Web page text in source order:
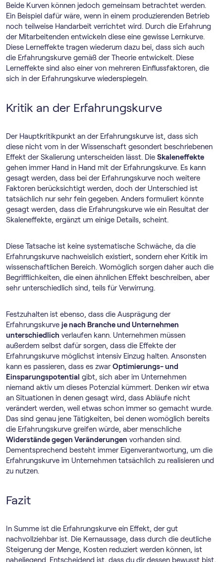
Beide Kurven können jedoch gemeinsam betrachtet werden.
Ein Beispiel dafür wäre, wenn in einem produzierenden Betrieb
noch teilweise Handarbeit verrichtet wird. Durch die Erfahrung
der Mitarbeitenden entwickeln diese eine gewisse Lernkurve.
Diese Lerneffekte tragen wiederum dazu bei, dass sich auch
die Erfahrungskurve gemäß der Theorie entwickelt. Diese
Lerneffekte sind also einer von mehreren Einflussfaktoren, die
sich in der Erfahrungskurve wiederspiegeln.
Kritik an der Erfahrungskurve
Der Hauptkritikpunkt an der Erfahrungskurve ist, dass sich
diese nicht vom in der Wissenschaft gesondert beschriebenen
Effekt der Skalierung unterscheiden lässt. Die Skaleneffekte
gehen immer Hand in Hand mit der Erfahrungskurve. Es kann
gesagt werden, dass bei der Erfahrungskurve noch weitere
Faktoren berücksichtigt werden, doch der Unterschied ist
tatsächlich nur sehr fein gegeben. Anders formuliert könnte
gesagt werden, dass die Erfahrungskurve wie ein Resultat der
Skaleneffekte, ergänzt um einige Details, scheint.
Diese Tatsache ist keine systematische Schwäche, da die
Erfahrungskurve nachweislich existiert, sondern eher Kritik im
wissenschaftlichen Bereich. Womöglich sorgen daher auch die
Begrifflichkeiten, die einen ähnlichen Effekt beschreiben, aber
sehr unterschiedlich sind, teils für Verwirrung.
Festzuhalten ist ebenso, dass die Ausprägung der
Erfahrungskurve je nach Branche und Unternehmen
unterschiedlich verlaufen kann. Unternehmen müssen
außerdem selbst dafür sorgen, dass die Effekte der
Erfahrungskurve möglichst intensiv Einzug halten. Ansonsten
kann es passieren, dass es zwarOptimierungs- und
Einsparungspotential gibt, sich aber im Unternehmen
niemand aktiv um dieses Potenzial kümmert. Denken wir etwa
an Situationen in denen gesagt wird, dass Abläufe nicht
verändert werden, weil etwas schon immer so gemacht wurde.
Das sind genau jene Tätigkeiten, bei denen womöglich bereits
die Erfahrungskurve greifen würde, aber menschliche
Widerstände gegen Veränderungen vorhanden sind.
Dementsprechend besteht immer Eigenverantwortung, um die
Erfahrungskurve im Unternehmen tatsächlich zu realisieren und
zu nutzen.
Fazit
In Summe ist die Erfahrungskurve ein Effekt, der gut
nachvollziehbar ist. Die Kernaussage, dass durch die deutliche
Steigerung der Menge, Kosten reduziert werden können, ist
naheliegend. Entscheidend ist, dass du dir dessen bewusst bist,